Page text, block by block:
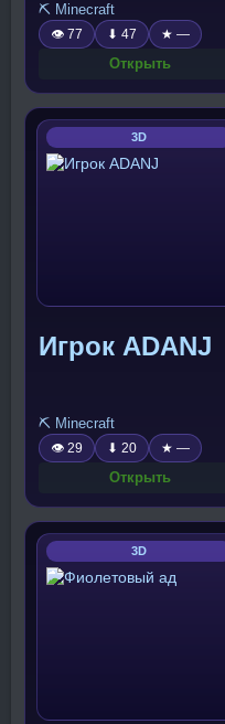
⛏️ Minecraft
👁 77 ⬇ 47 ★ —
Открыть
3D
Игрок ADANJ
⛏️ Minecraft
👁 29 ⬇ 20 ★ —
Открыть
3D